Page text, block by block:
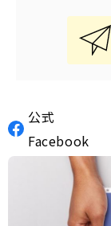
公式
Facebook